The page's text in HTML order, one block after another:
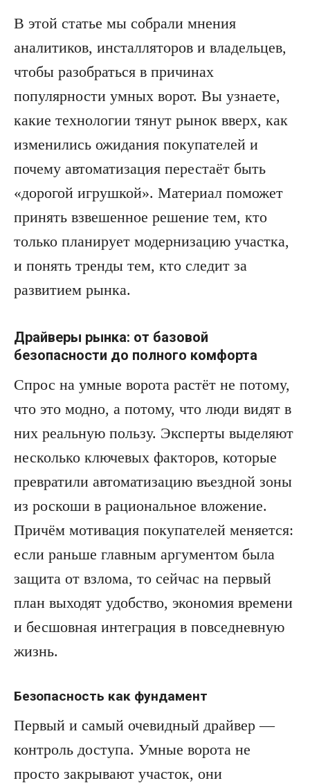
В этой статье мы собрали мнения
аналитиков, инсталляторов и владельцев,
чтобы разобраться в причинах
популярности умных ворот. Вы узнаете,
какие технологии тянут рынок вверх, как
изменились ожидания покупателей и
почему автоматизация перестаёт быть
«дорогой игрушкой». Материал поможет
принять взвешенное решение тем, кто
только планирует модернизацию участка,
и понять тренды тем, кто следит за
развитием рынка.
Драйверы рынка: от базовой
безопасности до полного комфорта
Спрос на умные ворота растёт не потому,
что это модно, а потому, что люди видят в
них реальную пользу. Эксперты выделяют
несколько ключевых факторов, которые
превратили автоматизацию въездной зоны
из роскоши в рациональное вложение.
Причём мотивация покупателей меняется:
если раньше главным аргументом была
защита от взлома, то сейчас на первый
план выходят удобство, экономия времени
и бесшовная интеграция в повседневную
жизнь.
Безопасность как фундамент
Первый и самый очевидный драйвер —
контроль доступа. Умные ворота не
просто закрывают участок, они